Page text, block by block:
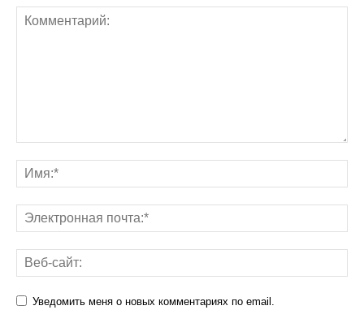
Уведомить меня о новых комментариях по email.